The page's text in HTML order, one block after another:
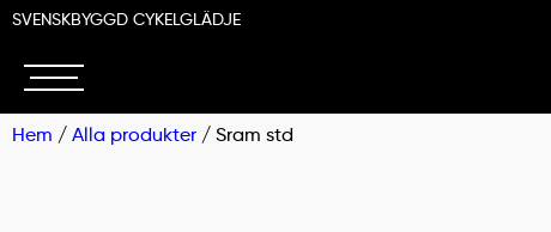
SVENSKBYGGD CYKELGLÄDJE
Hem / Alla produkter / Sram std